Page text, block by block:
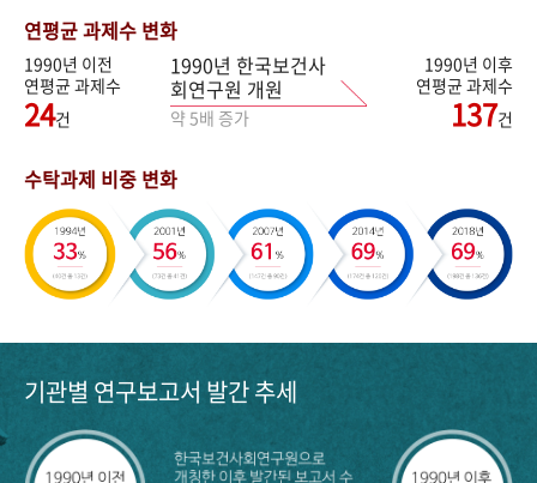
연평균 과제수 변화
1990년 이전
연평균 과제수
24건
1990년 한국보건사
회연구원 개원
약 5배 증가
1990년 이후
연평균 과제수
137건
수탁과제 비중 변화
기관별 연구보고서 발간 추세